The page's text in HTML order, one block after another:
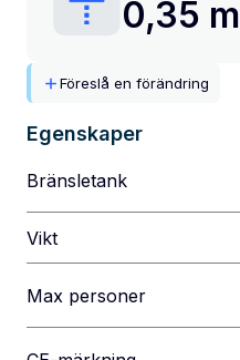
0,35 m
Föreslå en förändring
Egenskaper
Bränsletank
Vikt
Max personer